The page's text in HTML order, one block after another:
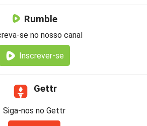
Rumble
se no nosso canal
Inscrever-se
Gettr
Siga-nos no Gettr